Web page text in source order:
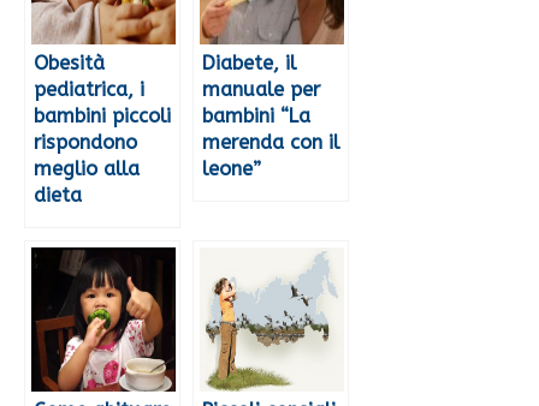
Obesità
pediatrica, i
bambini piccoli
rispondono
meglio alla
dieta
Diabete, il
manuale per
bambini “La
merenda con il
leone”